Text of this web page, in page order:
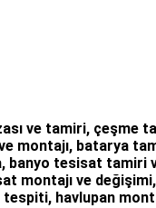
ve tamiri, çeşme
montajı, batarya
, banyo tesisat tamiri
montajı ve
havlupan